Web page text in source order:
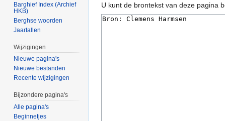
U kunt de brontekst van deze pagina
Barghief Index (Archief
HKB)
Berghse woorden
Jaartallen
Wijzigingen
Nieuwe pagina's
Nieuwe bestanden
Recente wijzigingen
Bijzondere pagina's
Alle pagina's
Beginnetjes